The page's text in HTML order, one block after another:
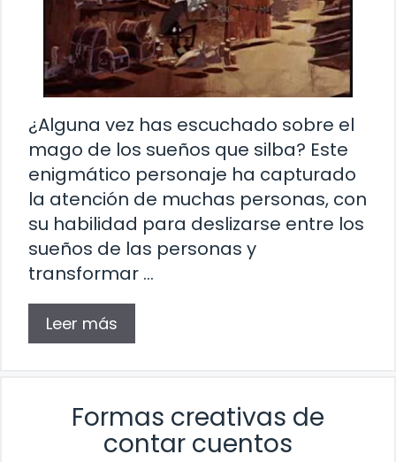
¿Alguna vez has escuchado sobre el
mago de los sueños que silba? Este
enigmático personaje ha capturado
la atención de muchas personas, con
su habilidad para deslizarse entre los
sueños de las personas y
transformar …
Leer más
Formas creativas de
contar cuentos